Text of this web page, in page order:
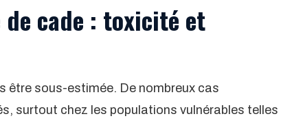
de cade : toxicité et
être sous-estimée. De nombreux cas
surtout chez les populations vulnérables telles